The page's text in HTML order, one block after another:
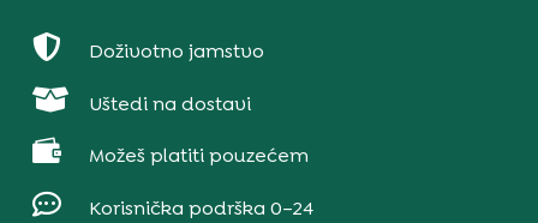
 Doživotno jamstvo
 Uštedi na dostavi
 Možeš platiti pouzećem
 Korisnička podrška 0–24